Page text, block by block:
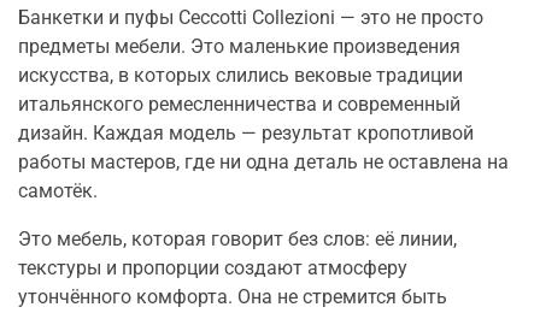
Банкетки и пуфы Ceccotti Collezioni — это не просто
предметы мебели. Это маленькие произведения
искусства, в которых слились вековые традиции
итальянского ремесленничества и современный
дизайн. Каждая модель — результат кропотливой
работы мастеров, где ни одна деталь не оставлена на
самотёк.
Это мебель, которая говорит без слов: её линии,
текстуры и пропорции создают атмосферу
утончённого комфорта. Она не стремится быть